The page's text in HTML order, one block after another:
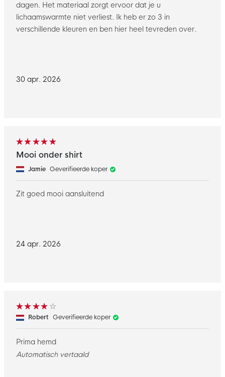
30 apr. 2026
dagen. Het materiaal zorgt ervoor dat je u
lichaamswarmte niet verliest. Ik heb er zo 3 in
verschillende kleuren en ben hier heel tevreden over.
24 apr. 2026
Mooi onder shirt
Jamie Geverifieerde koper
Zit goed mooi aansluitend
Robert Geverifieerde koper
Prima hemd
Automatisch vertaald